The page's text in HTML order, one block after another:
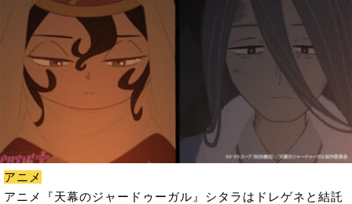
アニメ
アニメ『天幕のジャードゥーガル』シタラはドレゲネと結託